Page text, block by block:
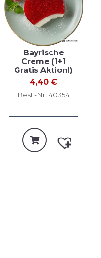
Bayrische
Creme (1+1
Gratis Aktion!)
4,40 €
Best.-Nr: 40354